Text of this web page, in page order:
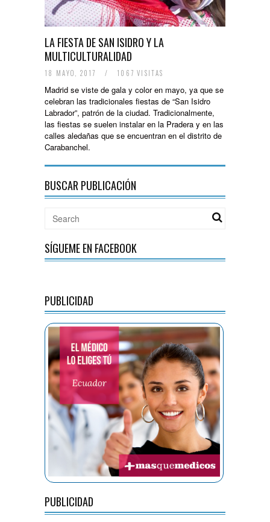
LA FIESTA DE SAN ISIDRO Y LA
MULTICULTURALIDAD
18 MAYO, 2017 / 1067 VISITAS
Madrid se viste de gala y color en mayo, ya que se
celebran las tradicionales fiestas de “San Isidro
Labrador”, patrón de la ciudad. Tradicionalmente,
las fiestas se suelen instalar en la Pradera y en las
calles aledañas que se encuentran en el distrito de
Carabanchel.
BUSCAR PUBLICACIÓN
SÍGUEME EN FACEBOOK
PUBLICIDAD
PUBLICIDAD